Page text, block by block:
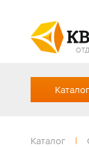
Каталог |